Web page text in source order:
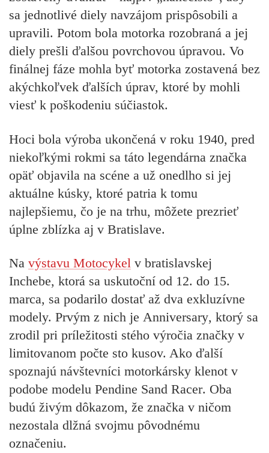
sa jednotlivé diely navzájom prispôsobili a
upravili. Potom bola motorka rozobraná a jej
diely prešli ďalšou povrchovou úpravou. Vo
finálnej fáze mohla byť motorka zostavená bez
akýchkoľvek ďalších úprav, ktoré by mohli
viesť k poškodeniu súčiastok.
Hoci bola výroba ukončená v roku 1940, pred
niekoľkými rokmi sa táto legendárna značka
opäť objavila na scéne a už onedlho si jej
aktuálne kúsky, ktoré patria k tomu
najlepšiemu, čo je na trhu, môžete prezrieť
úplne zblízka aj v Bratislave.
Na výstavu Motocykel v bratislavskej
Inchebe, ktorá sa uskutoční od 12. do 15.
marca, sa podarilo dostať až dva exkluzívne
modely. Prvým z nich je Anniversary, ktorý sa
zrodil pri príležitosti stého výročia značky v
limitovanom počte sto kusov. Ako ďalší
spoznajú návštevníci motorkársky klenot v
podobe modelu Pendine Sand Racer. Oba
budú živým dôkazom, že značka v ničom
nezostala dlžná svojmu pôvodnému
označeniu.